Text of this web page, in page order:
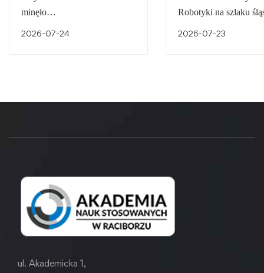
minęło…
2026-07-24
Robotyki na szlaku
2026-07-23
ul. Akademicka 1,